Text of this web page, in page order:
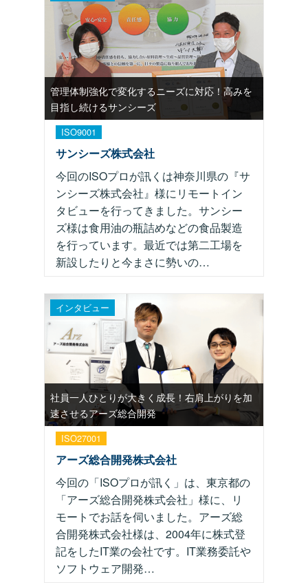
管理体制強化で変化するニーズに対応！高みを
目指し続けるサンシーズ
ISO9001
サンシーズ株式会社
今回のISOプロが訊くは神奈川県の『サ
ンシーズ株式会社』様にリモートイン
タビューを行ってきました。サンシー
ズ様は食用油の瓶詰めなどの食品製造
を行っています。最近では第二工場を
新設したりと今まさに勢いの…
インタビュー
社員一人ひとりが大きく成長！右肩上がりを加
速させるアーズ総合開発
ISO27001
アーズ総合開発株式会社
今回の「ISOプロが訊く」は、東京都の
「アーズ総合開発株式会社」様に、リ
モートでお話を伺いました。アーズ総
合開発株式会社様は、2004年に株式登
記をしたIT業の会社です。IT業務委託や
ソフトウェア開発…